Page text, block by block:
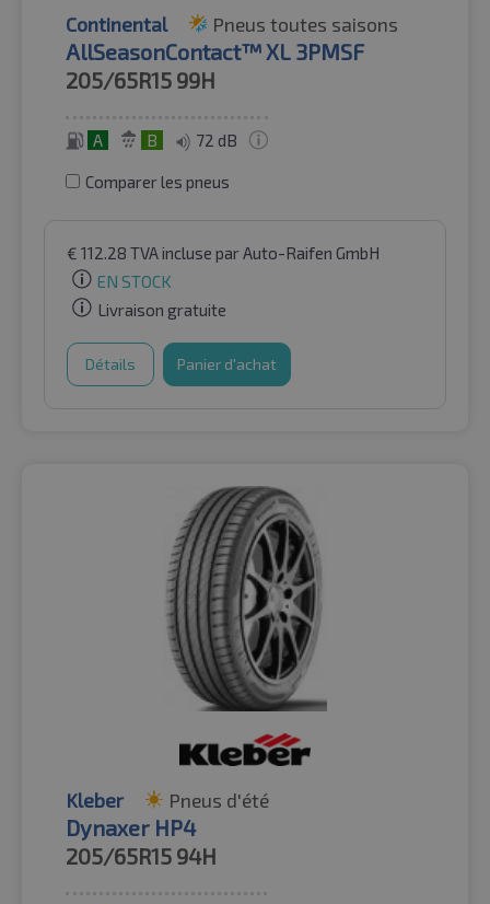
Continental Pneus toutes saisons
AllSeasonContact™ XL 3PMSF
205/65R15 99H
A B 72 dB
Comparer les pneus
€ 112.28 TVA incluse par Auto-Raifen GmbH
EN STOCK
Livraison gratuite
Détails Panier d'achat
Kleber Pneus d'été
Dynaxer HP4
205/65R15 94H